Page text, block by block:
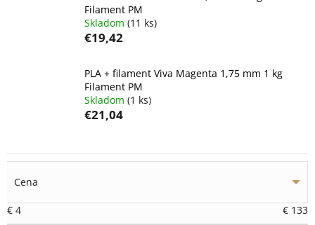
Filament PM
Skladom (11 ks)
€19,42
PLA + filament Viva Magenta 1,75 mm 1 kg
Filament PM
Skladom (1 ks)
€21,04
Cena
€ 4 € 133